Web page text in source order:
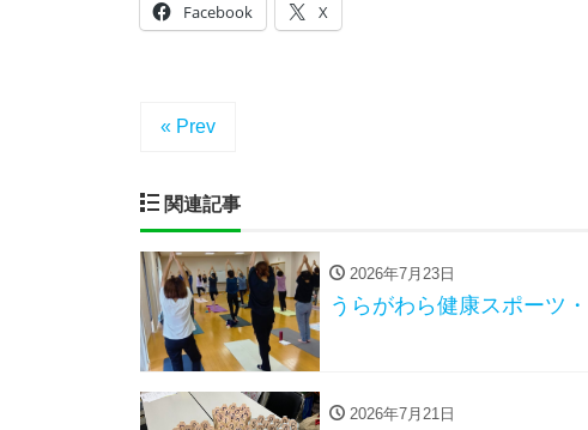
Facebook X
« Prev
関連記事
2026年7月23日
うらがわら健康スポーツ
2026年7月21日